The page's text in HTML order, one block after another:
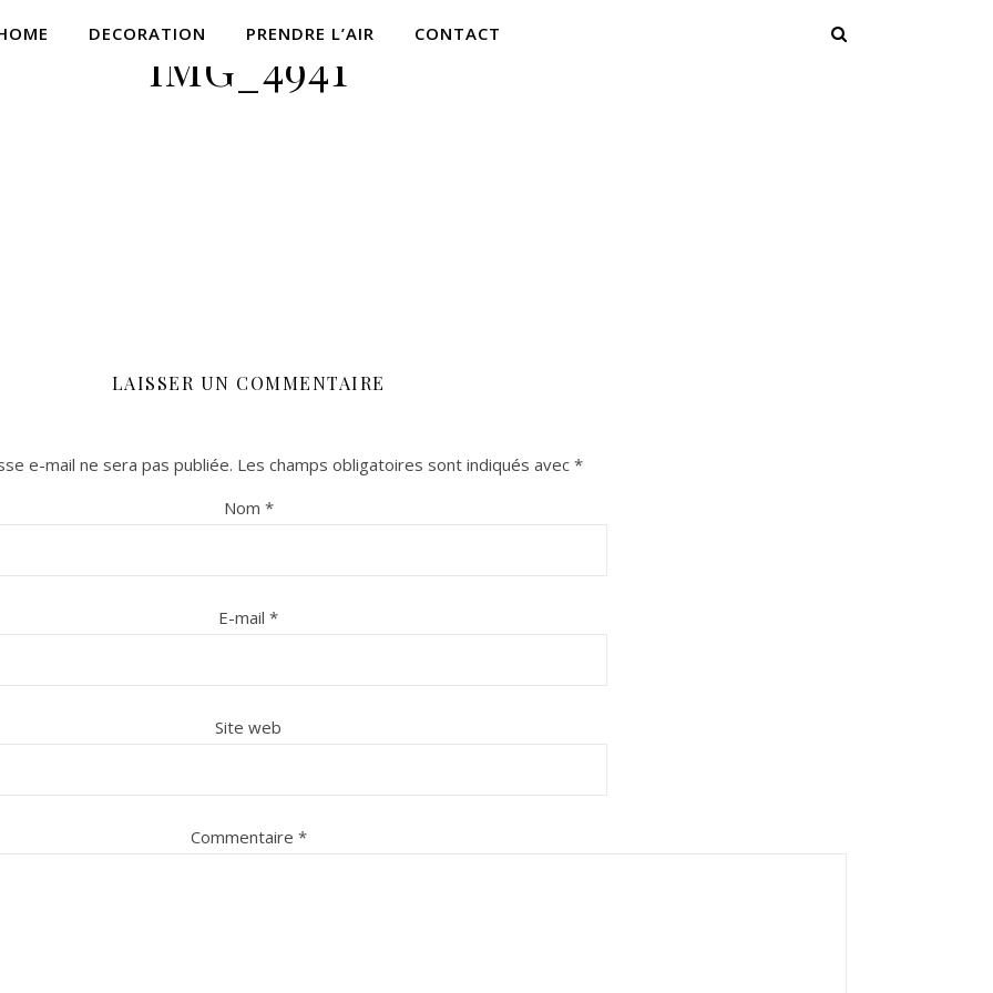
DECORATION PRENDRE L’AIR CONTACT
IMG_4941
LAISSER UN COMMENTAIRE
e-mail ne sera pas publiée. Les champs obligatoires sont indiqués avec *
Nom *
E-mail *
Site web
Commentaire *